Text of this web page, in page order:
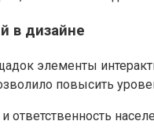
в дизайне
элементы
повысить
ответственность